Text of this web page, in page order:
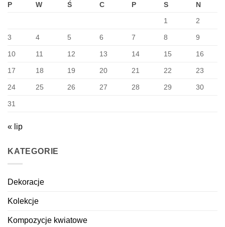
P W Ś C P S
N
1
2
3 4 5 6 7 8 9
10 11 12 13 14 15 16
17 18 19 20 21 22 23
24 25 26 27 28 29 30
31
« lip
KATEGORIE
Dekoracje
Kolekcje
Kompozycje kwiatowe